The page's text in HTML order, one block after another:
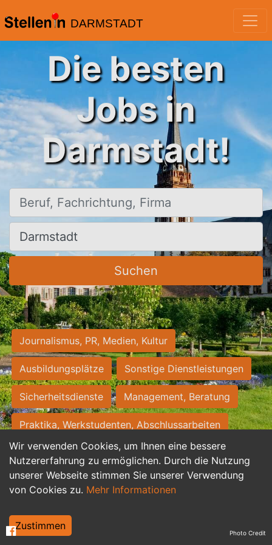
DARMSTADT
Wir verwenden Cookies, um Ihnen eine bessere
Nutzererfahrung zu ermöglichen. Durch die Nutzung
unserer Webseite stimmen Sie unserer Verwendung
von Cookies zu. Mehr Informationen
Zustimmen
Die besten
Jobs in
Darmstadt!
Beruf, Fachrichtung, Firma
Ort, Stadt
Suchen
Journalismus, PR, Medien, Kultur
Ausbildungsplätze Sonstige Dienstleistungen
Sicherheitsdienste Management, Beratung
Praktika, Werkstudenten, Abschlussarbeiten
Personalwesen Assistenz, Sekretariat
Hilfskräfte, Aushilfs- und Nebenjobs
Weiterbildung, Studium, duale Ausbildung Photo Credit